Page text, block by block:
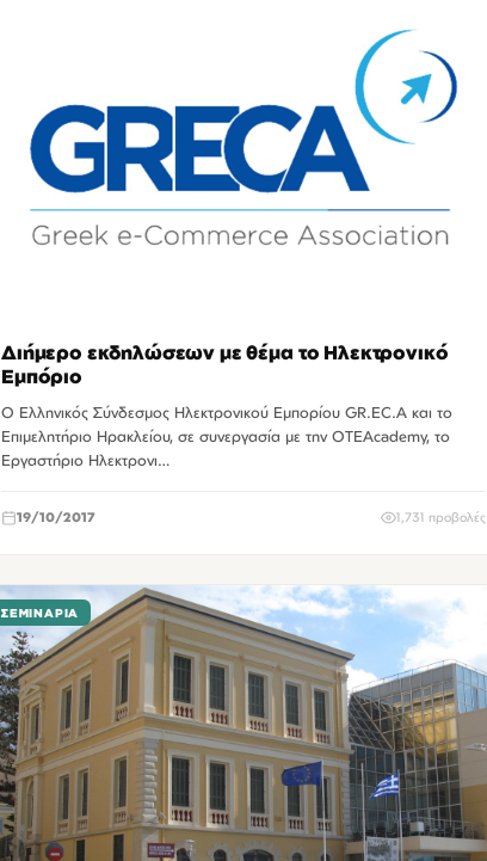
Διήμερο εκδηλώσεων με θέμα το Ηλεκτρονικό
Εμπόριο
Ο Ελληνικός Σύνδεσμος Ηλεκτρονικού Εμπορίου GR.EC.A και το
Επιμελητήριο Ηρακλείου, σε συνεργασία με την OTEAcademy, το
Εργαστήριο Ηλεκτρονι…
19/10/2017 1,731 προβολές
ΣΕΜΙΝΆΡΙΑ